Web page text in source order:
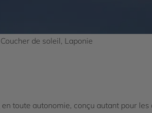
Coucher de soleil, Laponie
en toute autonomie, conçu autant pour